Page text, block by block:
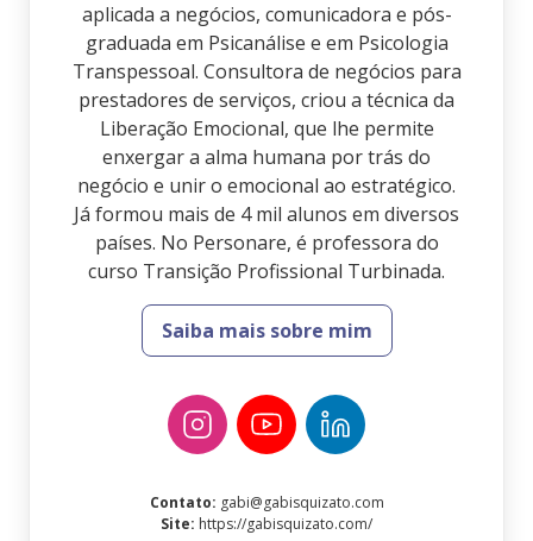
aplicada a negócios, comunicadora e pós-
graduada em Psicanálise e em Psicologia
Transpessoal. Consultora de negócios para
prestadores de serviços, criou a técnica da
Liberação Emocional, que lhe permite
enxergar a alma humana por trás do
negócio e unir o emocional ao estratégico.
Já formou mais de 4 mil alunos em diversos
países. No Personare, é professora do
curso Transição Profissional Turbinada.
Saiba mais sobre mim
Contato: gabi@gabisquizato.com
Site: https://gabisquizato.com/